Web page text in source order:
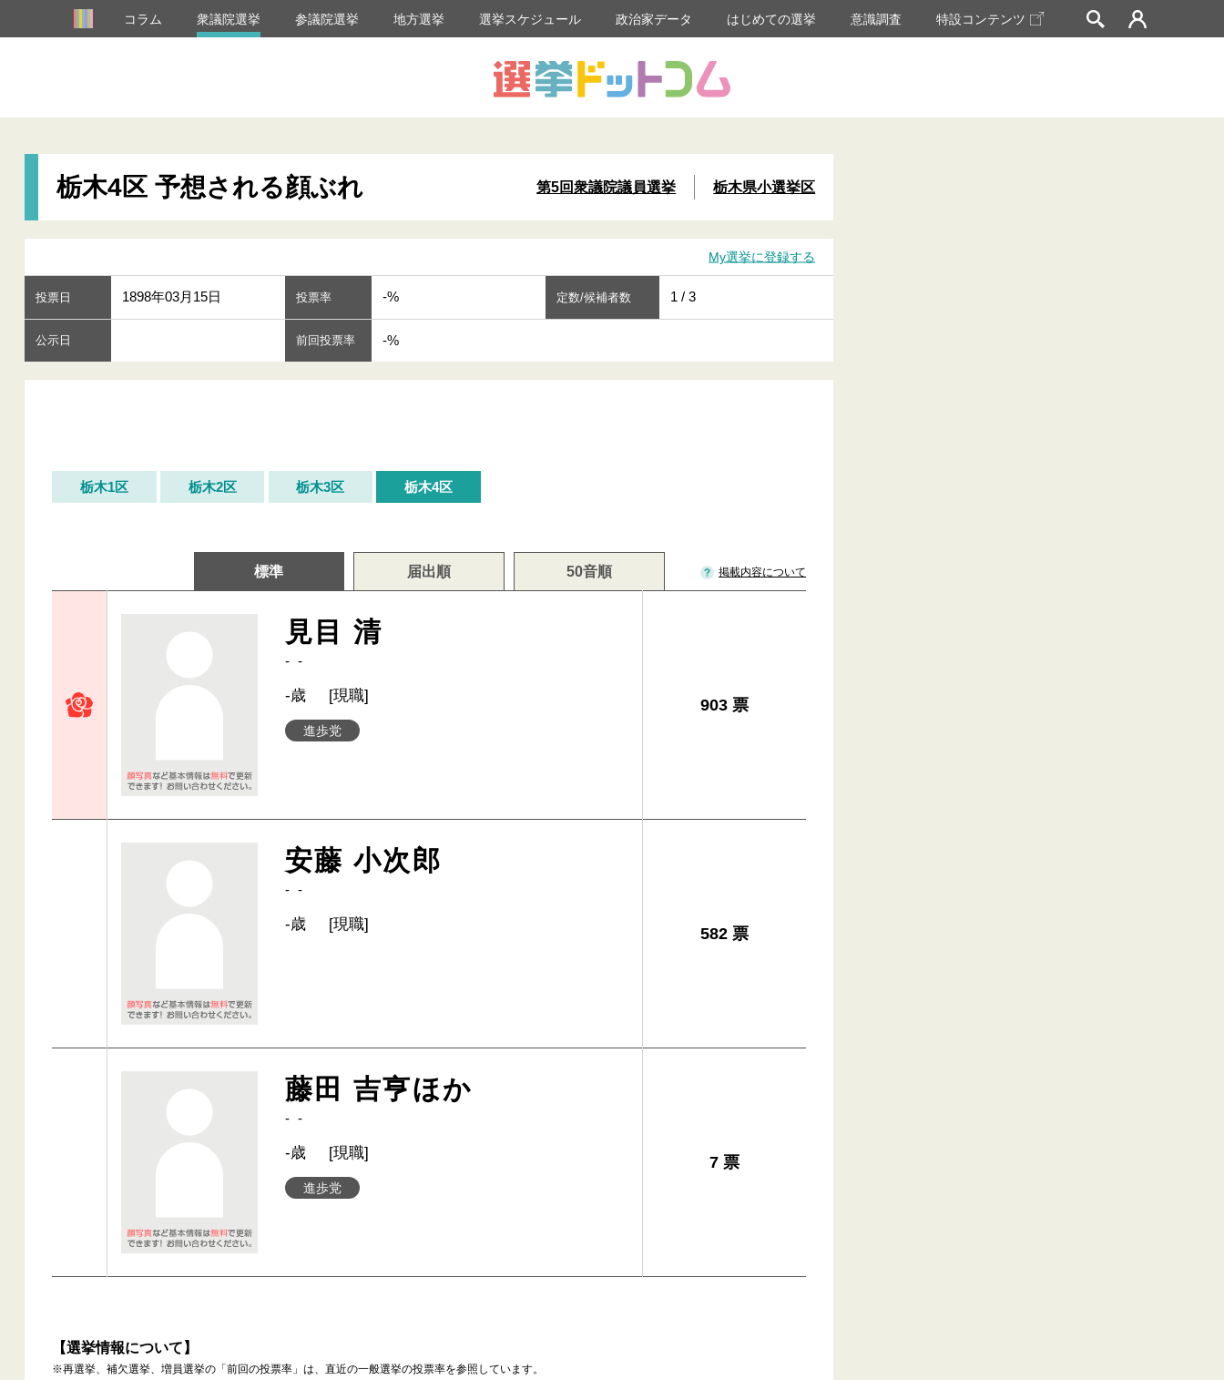
コラム 衆議院選挙 参議院選挙 地方選挙 選挙スケジュール 政治家データ はじめての選挙 意識調査 特設コンテンツ
栃木4区 予想される顔ぶれ 第5回衆議院議員選挙 栃木県小選挙区
My選挙に登録する
投票日 1898年03月15日 投票率 -% 定数/候補者数 1 / 3
公示日 前回投票率 -%
栃木1区 栃木2区 栃木3区 栃木4区
標準 届出順 50音順 掲載内容について
見目 清
- -
進歩党
-歳 [現職]
903 票
安藤 小次郎
- -
-歳 [現職]
582 票
藤田 吉亨ほか
- -
進歩党
-歳 [現職]
7 票
【選挙情報について】
※再選挙、補欠選挙、増員選挙の「前回の投票率」は、直近の一般選挙の投票率を参照しています。